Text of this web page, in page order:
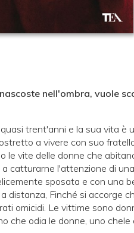
nell'ombra, vuole
trent'anni e la sua vita è
a vivere con suo
le vite delle donne che
a catturarne l'attenzione di
sposata e con una
distanza, Finché si accorge
omicidi. Le vittime sono
che odia le donne, uno chele